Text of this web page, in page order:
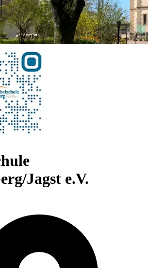
Jagst e.V.